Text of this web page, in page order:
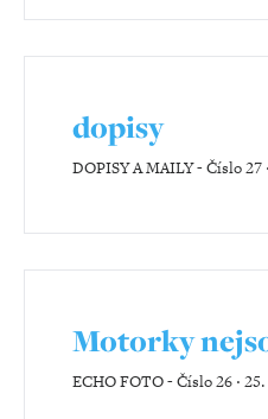
dopisy
DOPISY A MAILY-Číslo 27
Motorky
ECHO FOTO-Číslo 26 ‧